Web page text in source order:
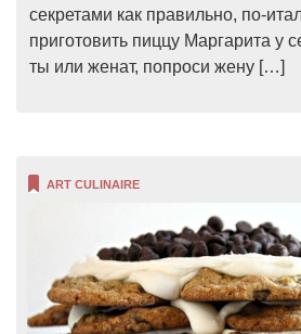
секретами как правильно, по-
приготовить пиццу Маргарита у
ты или женат, попроси жену […]
ART CULINAIRE